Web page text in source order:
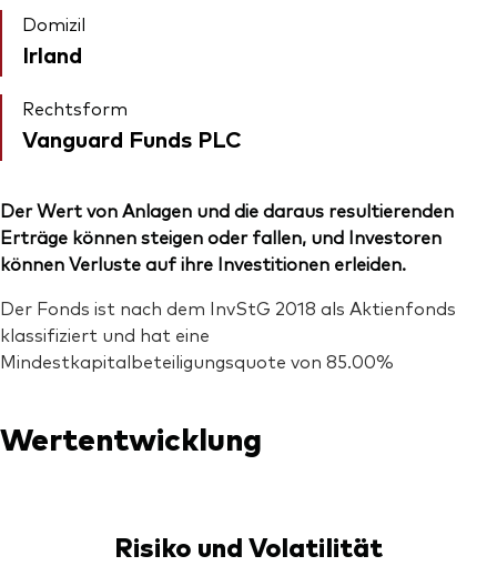
Domizil
Irland
Rechtsform
Vanguard Funds PLC
Der Wert von Anlagen und die daraus resultierenden
Erträge können steigen oder fallen, und Investoren
können Verluste auf ihre Investitionen erleiden.
Der Fonds ist nach dem InvStG 2018 als Aktienfonds
klassifiziert und hat eine
Mindestkapitalbeteiligungsquote von 85.00%
Wertentwicklung
Risiko und Volatilität